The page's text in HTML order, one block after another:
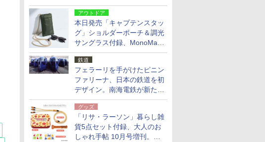
アウトドア
本日発売「キャプテンスタッ
グ」ショルダーポーチ＆調光
サングラス付録、MonoMax
9月号増刊
鉄道
フェラーリを手がけたピニン
ファリーナ、日本の鉄道を初
デザイン。南海電鉄が新たな
「空港特急」をなにわ筋線へ
導入
グッズ
「リサ・ラーソン」暮らし雑
貨5点セット付録、大人のお
しゃれ手帖 10月号増刊。